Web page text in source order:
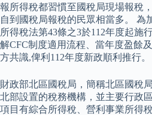
報所得稅都習慣至國稅局現場報稅
自到國稅局報稅的民眾相當多。 為
所得稅法第43條之3於112年度起施
解CFC制度適用流程、當年度盈餘
方共識,俾利112年度新政順利推行。
財政部北區國稅局，簡稱北區國稅
北部設置的稅務機構，並主要行政
項目有綜合所得稅、營利事業所得